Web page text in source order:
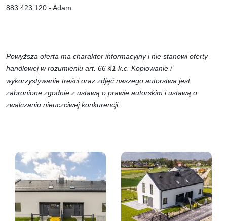
883 423 120 - Adam
Powyższa oferta ma charakter informacyjny i nie stanowi oferty
handlowej w rozumieniu art. 66 §1 k.c. Kopiowanie i
wykorzystywanie treści oraz zdjęć naszego autorstwa jest
zabronione zgodnie z ustawą o prawie autorskim i ustawą o
zwalczaniu nieuczciwej konkurencji.